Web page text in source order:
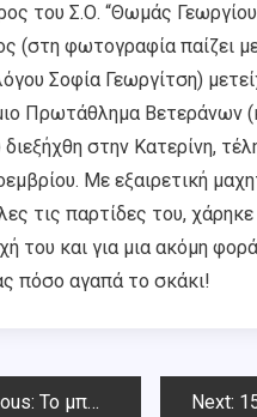
του Σ.Ο. “Θωμάς
(στη φωτογραφία παίζει
Σοφία Γεωργίτση)
Πρωτάθλημα Βετεράνων
στην Κατερίνη,
Με εξαιρετική
τις παρτίδες του,
του και για μια ακόμη
πόσο αγαπά το σκάκι!
To μπλιτς στα εγκαίνια του Chess Square Next: